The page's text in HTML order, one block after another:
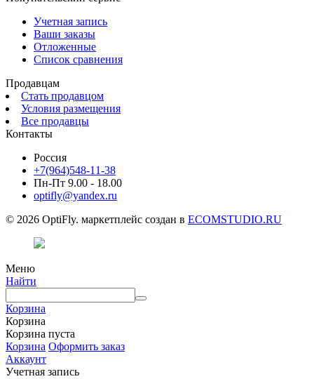
Учетная запись
Ваши заказы
Отложенные
Список сравнения
Продавцам
Стать продавцом
Условия размещения
Все продавцы
Контакты
Россия
+7(964)548-11-38
Пн-Пт 9.00 - 18.00
optifly@yandex.ru
© 2026 OptiFly. маркетплейс создан в ECOMSTUDIO.RU
Меню
Найти
Корзина
Корзина
Корзина пуста
Корзина Оформить заказ
Аккаунт
Учетная запись